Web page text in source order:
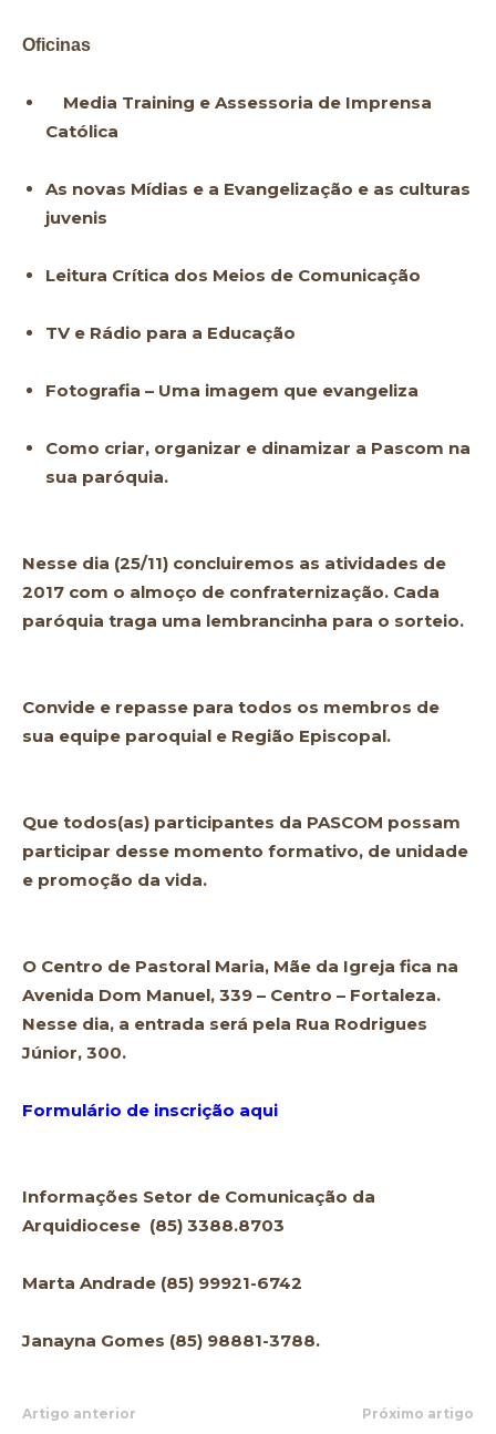
Oficinas
Media Training e Assessoria de Imprensa
Católica
As novas Mídias e a Evangelização e as culturas
juvenis
Leitura Crítica dos Meios de Comunicação
TV e Rádio para a Educação
Fotografia – Uma imagem que evangeliza
Como criar, organizar e dinamizar a Pascom na
sua paróquia.
Nesse dia (25/11) concluiremos as atividades de
2017 com o almoço de confraternização. Cada
paróquia traga uma lembrancinha para o sorteio.
Convide e repasse para todos os membros de
sua equipe paroquial e Região Episcopal.
Que todos(as) participantes da PASCOM possam
participar desse momento formativo, de unidade
e promoção da vida.
O Centro de Pastoral Maria, Mãe da Igreja fica na
Avenida Dom Manuel, 339 – Centro – Fortaleza.
Nesse dia, a entrada será pela Rua Rodrigues
Júnior, 300.
Formulário de inscrição aqui
Informações Setor de Comunicação da
Arquidiocese (85) 3388.8703
Marta Andrade (85) 99921-6742
Janayna Gomes (85) 98881-3788.
Artigo anterior Próximo artigo